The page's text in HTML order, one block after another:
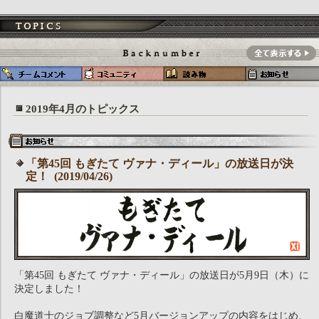
2019年4月のトピックス
「第45回 もぎたて ヴァナ・ディール」の放送日が決
定！ (2019/04/26)
「第45回 もぎたて ヴァナ・ディール」の放送日が5月9日（木）に
決定しました！
白魔道士のジョブ調整など5月バージョンアップの内容をはじめ、